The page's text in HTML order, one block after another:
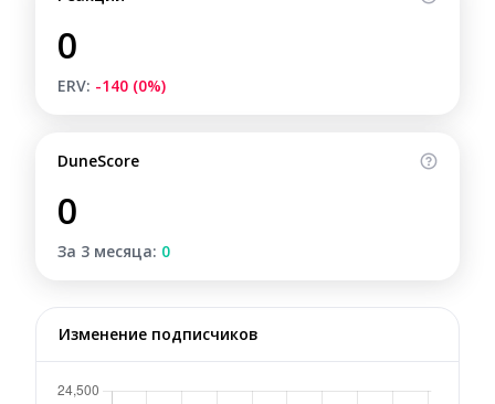
0
ERV: -140 (0%)
DuneScore
0
За 3 месяца: 0
Изменение подписчиков